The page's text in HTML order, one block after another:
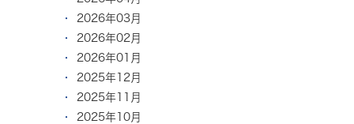
2026年03月
2026年02月
2026年01月
2025年12月
2025年11月
2025年10月